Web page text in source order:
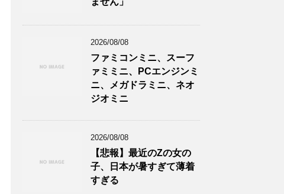
2026/08/08
ファミコンミニ、スーフ
ァミミニ、PCエンジンミ
ニ、メガドラミニ、ネオ
ジオミニ
2026/08/08
【悲報】最近のZの女の
子、日本が暑すぎて薄着
すぎる